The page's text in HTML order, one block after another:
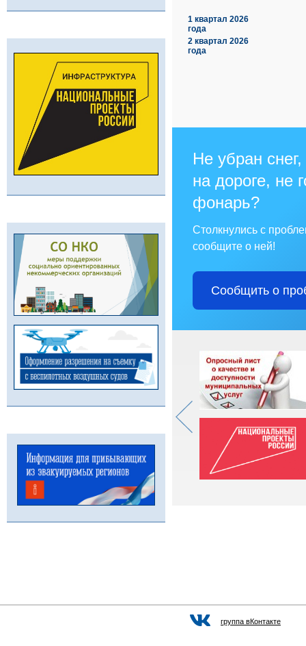
1 квартал 2026
года
2 квартал 2026
года
Не убран
на дороге, не
фонарь?
Столкнулись с
сообщите о ней!
Сообщить о
группа вКонтакте